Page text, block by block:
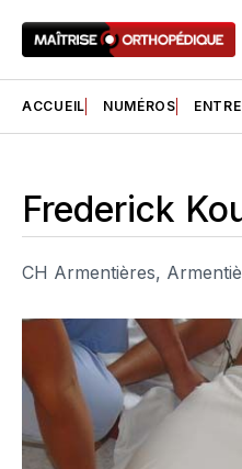
ACCUEIL NUMÉROS
Frederick
CH Armentières,